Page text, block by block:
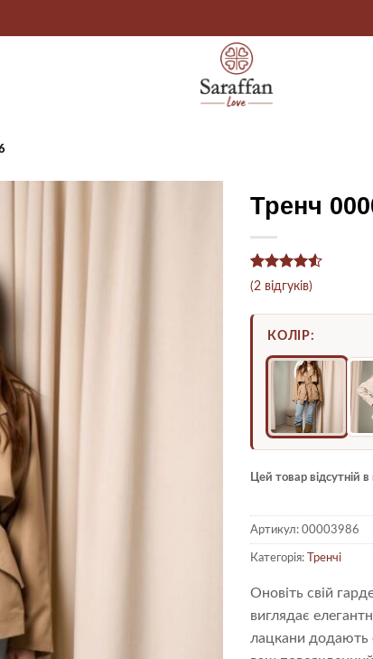
Тренч
Рейтинг
4.5
з 5
на основі
2
покупців
(2 відгуків)
КОЛІР:
Цей товар відсутній
Артикул: 00003986
Категорія: Тренчі
Оновіть свій
виглядає
лацкани додають